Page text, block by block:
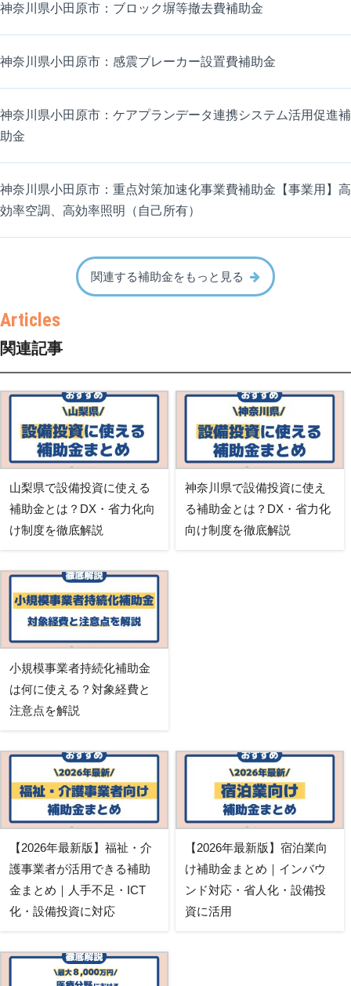
神奈川県小田原市：ブロック塀等撤去費補助金
神奈川県小田原市：感震ブレーカー設置費補助金
神奈川県小田原市：ケアプランデータ連携システム活用促進補
助金
神奈川県小田原市：重点対策加速化事業費補助金【事業用】高
効率空調、高効率照明（自己所有）
関連する補助金をもっと見る
関連記事
山梨県で設備投資に使える
補助金とは？DX・省力化向
け制度を徹底解説
神奈川県で設備投資に使え
る補助金とは？DX・省力化
向け制度を徹底解説
小規模事業者持続化補助金
は何に使える？対象経費と
注意点を解説
【2026年最新版】福祉・介
護事業者が活用できる補助
金まとめ｜人手不足・ICT
化・設備投資に対応
【2026年最新版】宿泊業向
け補助金まとめ｜インバウ
ンド対応・省人化・設備投
資に活用